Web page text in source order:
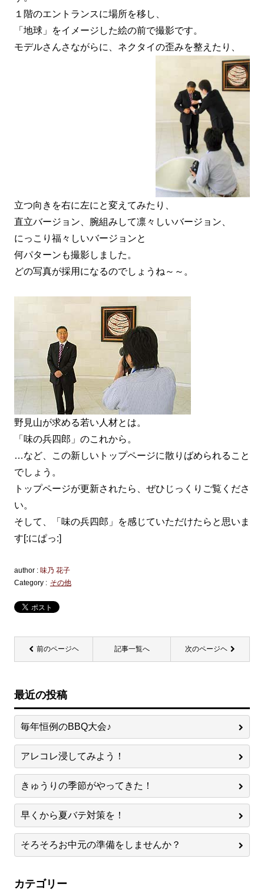
１階のエントランスに場所を移し、
「地球」をイメージした絵の前で撮影です。
モデルさんさながらに、ネクタイの歪みを整えたり、
立つ向きを右に左にと変えてみたり、
直立バージョン、腕組みして凛々しいバージョン、
にっこり福々しいバージョンと
何パターンも撮影しました。
どの写真が採用になるのでしょうね～～。
野見山が求める若い人材とは。
「味の兵四郎」のこれから。
…など、この新しいトップページに散りばめられること
でしょう。
トップページが更新されたら、ぜひじっくりご覧くださ
い。
そして、「味の兵四郎」を感じていただけたらと思いま
す[:にぱっ:]
author : 味乃 花子
Category : その他
前のページヘ 記事一覧へ 次のページヘ
最近の投稿
毎年恒例のBBQ大会♪
アレコレ浸してみよう！
きゅうりの季節がやってきた！
早くから夏バテ対策を！
そろそろお中元の準備をしませんか？
カテゴリー